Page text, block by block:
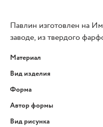
Павлин изготовлен на
заводе, из твердого
Материал
Вид изделия
Форма
Автор формы
Вид рисунка